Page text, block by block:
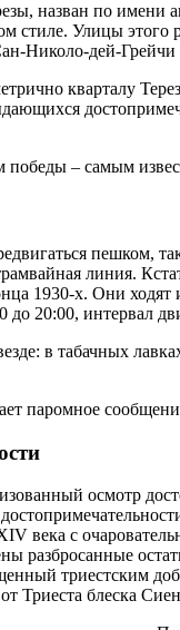
назван по
стиле. Улицы
Николо-дей-Грейчи
кварталу
победы – самым
пешком,
линия.
1930-х. Они
до 20:00, интервал
в табачных
паромное
осмотр
века с
разбросанные
триестским
Триеста блеска